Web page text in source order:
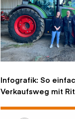
Infografik: So
Verkaufsweg mit